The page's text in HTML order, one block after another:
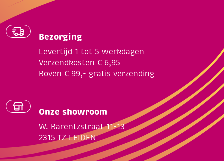
Bezorging
Levertijd 1 tot 5 werkdagen
Verzendkosten € 6,95
Boven € 99,- gratis verzending
Onze showroom
W. Barentzstraat 11-13
2315 TZ LEIDEN